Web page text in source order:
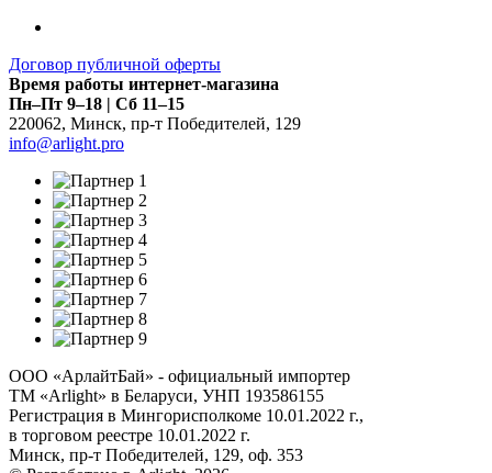
Договор публичной оферты
Время работы интернет-магазина
Пн–Пт 9–18 | Сб 11–15
220062, Минск, пр-т Победителей, 129
info@arlight.pro
ООО «АрлайтБай» - официальный импортер
ТМ «Arlight» в Беларуси, УНП 193586155
Регистрация в Мингорисполкоме 10.01.2022 г.,
в торговом реестре 10.01.2022 г.
Минск, пр-т Победителей, 129, оф. 353